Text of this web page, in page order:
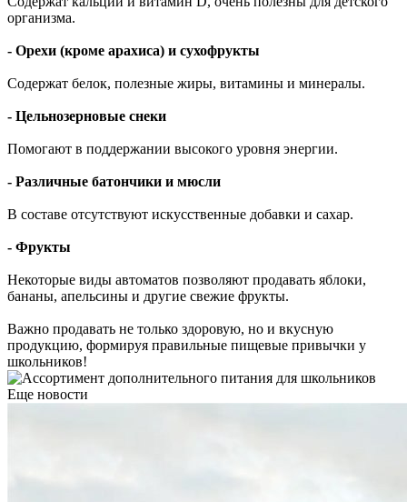
организма.
- Орехи (кроме арахиса) и сухофрукты
Содержат белок, полезные жиры, витамины и минералы.
- Цельнозерновые снеки
Помогают в поддержании высокого уровня энергии.
- Различные батончики и мюсли
В составе отсутствуют искусственные добавки и сахар.
- Фрукты
Некоторые виды автоматов позволяют продавать яблоки,
бананы, апельсины и другие свежие фрукты.
Важно продавать не только здоровую, но и вкусную
продукцию, формируя правильные пищевые привычки у
школьников!
Еще новости